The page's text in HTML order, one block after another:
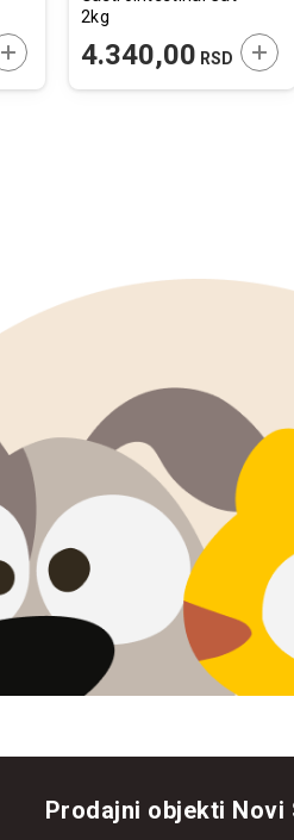
DODAJTE U KORPU
2kg
4.340,00 RSD
Prodajni objekti Novi